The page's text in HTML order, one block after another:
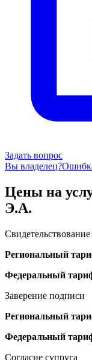
Задать вопрос
Вы владелец?
Цены на
Э.А.
Региональный
Федеральный
Заверение подписи
Региональный
Федеральный
Согласие супруга